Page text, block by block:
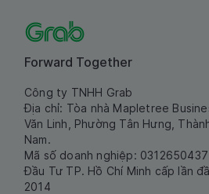
Forward Together
Công ty TNHH Grab
Địa chỉ: Tòa nhà Mapletree
Văn Linh, Phường Tân Hưng,
Nam.
Mã số doanh nghiệp:
Đầu Tư TP. Hồ Chí Minh cấp lần
2014